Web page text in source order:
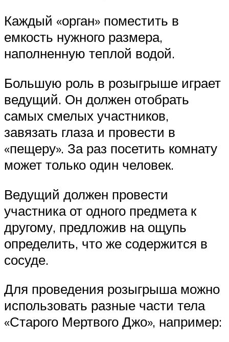
Каждый «орган» поместить в
емкость нужного размера,
наполненную теплой водой.
Большую роль в розыгрыше играет
ведущий. Он должен отобрать
самых смелых участников,
завязать глаза и провести в
«пещеру». За раз посетить комнату
может только один человек.
Ведущий должен провести
участника от одного предмета к
другому, предложив на ощупь
определить, что же содержится в
сосуде.
Для проведения розыгрыша можно
использовать разные части тела
«Старого Мертвого Джо», например: